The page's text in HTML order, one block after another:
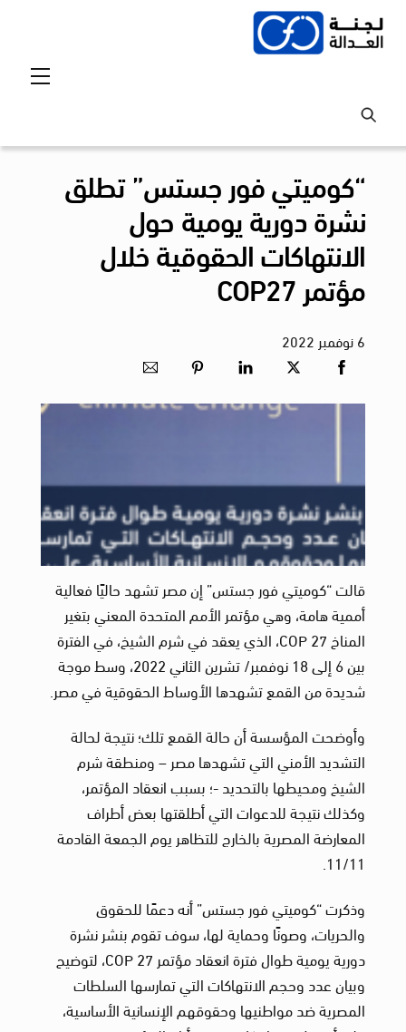
Skip
“كوميتي فور جستس” تطلق
نشرة دورية يومية حول
الانتهاكات الحقوقية خلال
مؤتمر COP27
6نوفمبر 2022
قالت “كوميتي فور جستس” إن مصر تشهد حاليًا فعالية
أممية هامة، وهي مؤتمر الأمم المتحدة المعني بتغير
المناخ COP 27، الذي يعقد في شرم الشيخ، في الفترة
بين 6 إلى 18 نوفمبر/ تشرين الثاني 2022، وسط موجة
شديدة من القمع تشهدها الأوساط الحقوقية في مصر.
وأوضحت المؤسسة أن حالة القمع تلك؛ نتيجة لحالة
التشديد الأمني التي تشهدها مصر – ومنطقة شرم
الشيخ ومحيطها بالتحديد -؛ بسبب انعقاد المؤتمر،
وكذلك نتيجة للدعوات التي أطلقتها بعض أطراف
المعارضة المصرية بالخارج للتظاهر يوم الجمعة القادمة
11/11.
وذكرت “كوميتي فور جستس” أنه دعمًا للحقوق
والحريات، وصونًا وحماية لها، سوف تقوم بنشر نشرة
دورية يومية طوال فترة انعقاد مؤتمر COP 27، لتوضيح
وبيان عدد وحجم الانتهاكات التي تمارسها السلطات
المصرية ضد مواطنيها وحقوقهم الإنسانية الأساسية،